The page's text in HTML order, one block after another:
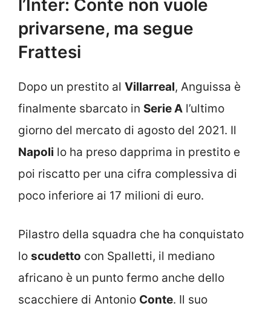
l’Inter: Conte non vuole
privarsene, ma segue
Frattesi
Dopo un prestito al Villarreal, Anguissa è
finalmente sbarcato in Serie A l’ultimo
giorno del mercato di agosto del 2021. Il
Napoli lo ha preso dapprima in prestito e
poi riscatto per una cifra complessiva di
poco inferiore ai 17 milioni di euro.
Pilastro della squadra che ha conquistato
lo scudetto con Spalletti, il mediano
africano è un punto fermo anche dello
scacchiere di Antonio Conte. Il suo